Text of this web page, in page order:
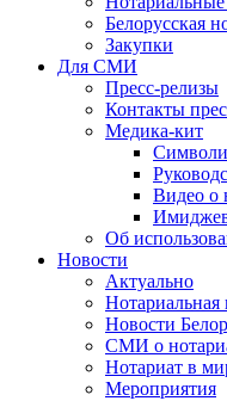
Белорусская
Закупки
Для СМИ
Пресс-релизы
Контакты
Медика-кит
Видео о
Об
Новости
Актуально
Нотариальная
Новости
СМИ о
Нотариат в
Мероприятия